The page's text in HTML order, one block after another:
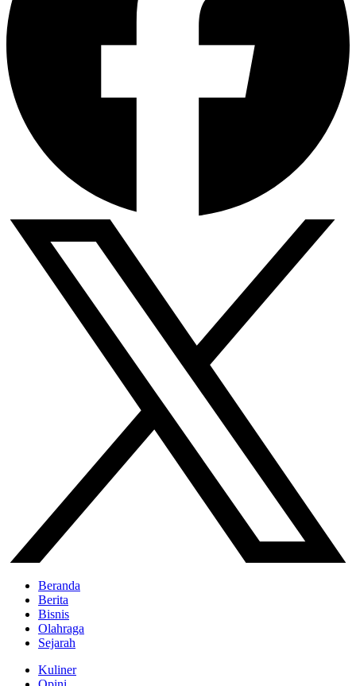
Beranda
Berita
Bisnis
Olahraga
Sejarah
Kuliner